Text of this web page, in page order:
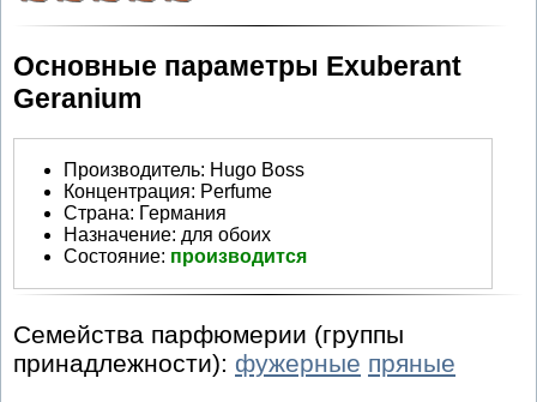
Основные параметры Exuberant
Geranium
Производитель: Hugo Boss
Концентрация: Perfume
Страна: Германия
Назначение: для обоих
Состояние: производится
Семейства парфюмерии (группы
принадлежности): фужерные пряные